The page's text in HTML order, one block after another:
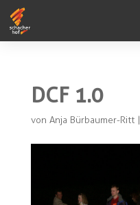
DCF 1.0
von Anja Bürbaumer-Ritt|